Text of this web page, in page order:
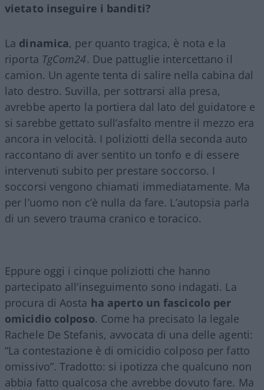
vietato inseguire i banditi?
La dinamica, per quanto tragica, è nota e la
riporta TgCom24. Due pattuglie intercettano il
camion. Un agente tenta di salire nella cabina dal
lato destro. Suvilla, per sottrarsi alla presa,
avrebbe aperto la portiera dal lato del guidatore e
si sarebbe gettato sull’asfalto mentre il mezzo era
ancora in velocità. I poliziotti della seconda auto
raccontano di aver sentito un tonfo e di essere
intervenuti subito per prestare soccorso. I
soccorsi vengono chiamati immediatamente. Ma
per l’uomo non c’è nulla da fare. L’autopsia parla
di un severo trauma cranico e toracico.
Eppure oggi i cinque poliziotti che hanno
partecipato all’inseguimento sono indagati. La
procura di Aosta ha aperto un fascicolo per
omicidio colposo. Come ha precisato la legale
Rachele De Stefanis, avvocata di una delle agenti:
“La contestazione è di omicidio colposo per fatto
omissivo”. Tradotto: si ipotizza che qualcuno non
abbia fatto qualcosa che avrebbe dovuto fare. Ma